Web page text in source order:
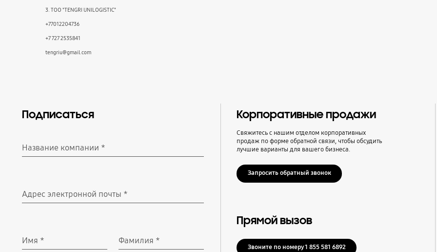
3. ТОО "TENGRI UNILOGISTIC"
+77012204736
+7 727 2535841
tengriu@gmail.com
Подписаться
Название компании *
Адрес электронной почты *
Имя * Фамилия *
Корпоративные продажи
Свяжитесь с нашим отделом корпоративных
продаж по форме обратной связи, чтобы обсудить
лучшие варианты для вашего бизнеса.
Запросить обратный звонок
Прямой вызов
Звоните по номеру 1 855 581 6892